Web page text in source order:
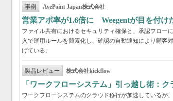
事例 AvePoint Japan株式会社
営業アポ率が1.6倍に Weegentが目を付け
ファイル共有におけるセキュリティ確保と、承認フロー
入で運用ルールを簡素化し、確認の自動通知により顧客
げている。
製品レビュー 株式会社kickflow
「ワークフローシステム」引っ越し術：
ワークフローシステムのクラウド移行が加速しているが